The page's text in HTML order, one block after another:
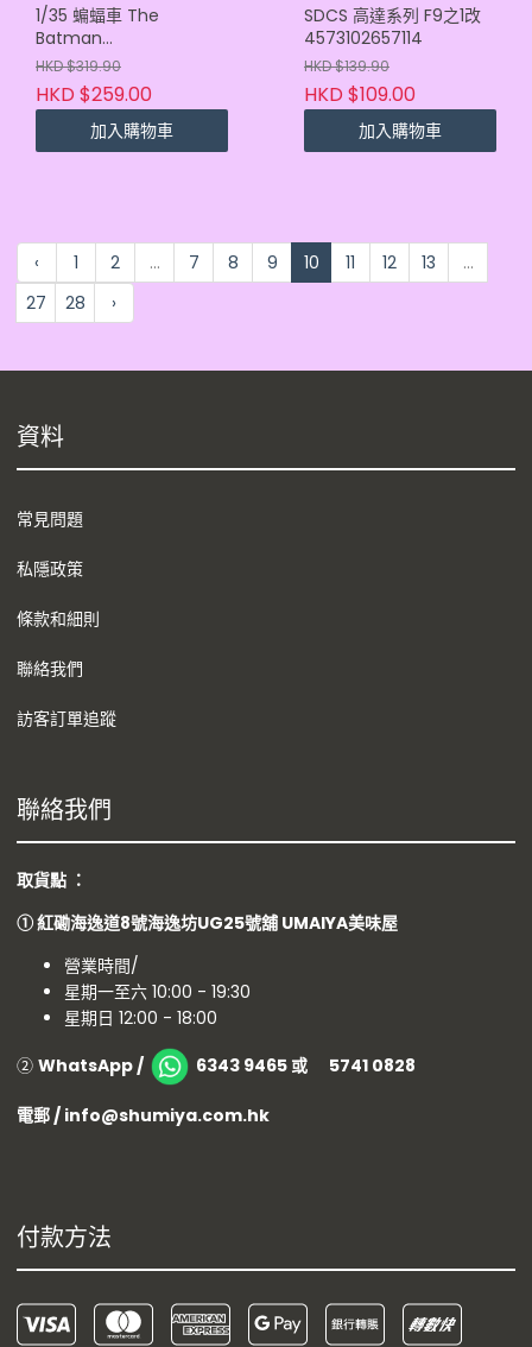
1/35 蝙蝠車 The
Batman
Ver.4573102621863
HKD $319.90
HKD $259.00
加入購物車
SDCS 高達系列 F9之1改
4573102657114
HKD $139.90
HKD $109.00
加入購物車
‹ 1 2 ... 7 8 9 10 11 12 13
...
27
28 ›
資料
常見問題
私隱政策
條款和細則
聯絡我們
訪客訂單追蹤
聯絡我們
取貨點 ：
①紅磡海逸道8號海逸坊UG25號舖 UMAIYA美味屋
營業時間/
星期一至六 10:00 - 19:30
星期日 12:00 - 18:00
② WhatsApp / 6343 9465 或 5741 0828
電郵 / info@shumiya.com.hk
付款方法